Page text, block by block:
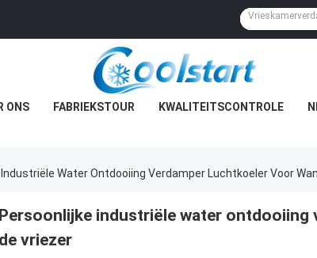
ONS FABRIEKSTOUR KWALITEITSCONTROLE
Water Ontdooiing Verdamper Luchtkoeler Voor
Persoonlijke industriële water ontdooiing
de vriezer